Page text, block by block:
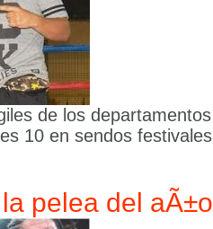
de los
10 en sendos
pelea del aÃ±o